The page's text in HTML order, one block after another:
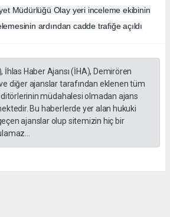
Müdürlüğü Olay yeri inceleme ekibinin
ardından cadde trafiğe açıldı
İhlas Haber Ajansı (İHA), Demirören
diğer ajanslar tarafından eklenen tüm
müdahalesi olmadan ajans
Bu haberlerde yer alan hukuki
ajanslar olup sitemizin hiç bir